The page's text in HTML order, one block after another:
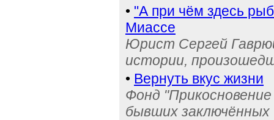
• "А при чём здесь
Миассе
Юрист Сергей
истории,
• Вернуть вкус жизни
Фонд
бывших заключённых